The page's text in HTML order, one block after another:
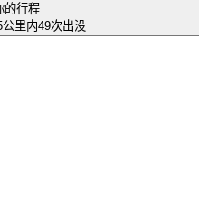
的行程
里内49次出没